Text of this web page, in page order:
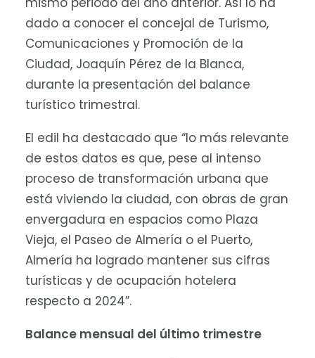
dado a conocer el concejal de Turismo,
Comunicaciones y Promoción de la
Ciudad, Joaquín Pérez de la Blanca,
durante la presentación del balance
turístico trimestral.
El edil ha destacado que “lo más relevante
de estos datos es que, pese al intenso
proceso de transformación urbana que
está viviendo la ciudad, con obras de gran
envergadura en espacios como Plaza
Vieja, el Paseo de Almería o el Puerto,
Almería ha logrado mantener sus cifras
turísticas y de ocupación hotelera
respecto a 2024”.
Balance mensual del último trimestre